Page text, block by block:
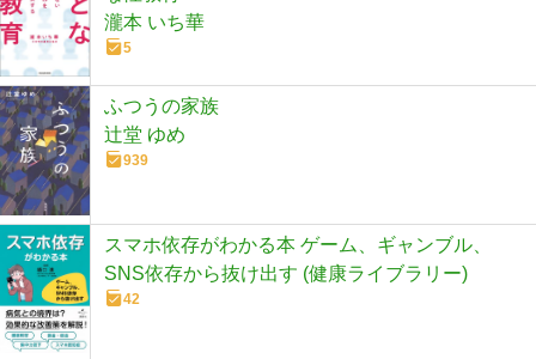
瀧本 いち華
5
ふつうの家族
辻堂 ゆめ
939
スマホ依存がわかる本 ゲーム、ギャンブル、
SNS依存から抜け出す (健康ライブラリー)
42